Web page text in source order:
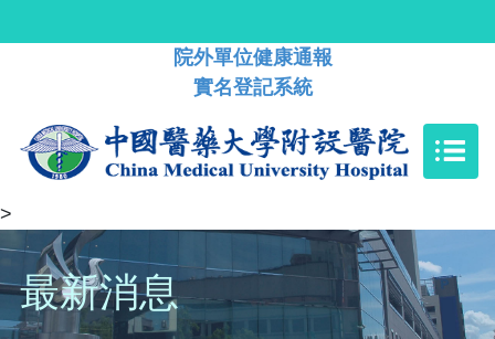
院外單位健康通報
實名登記系統
>
最新消息